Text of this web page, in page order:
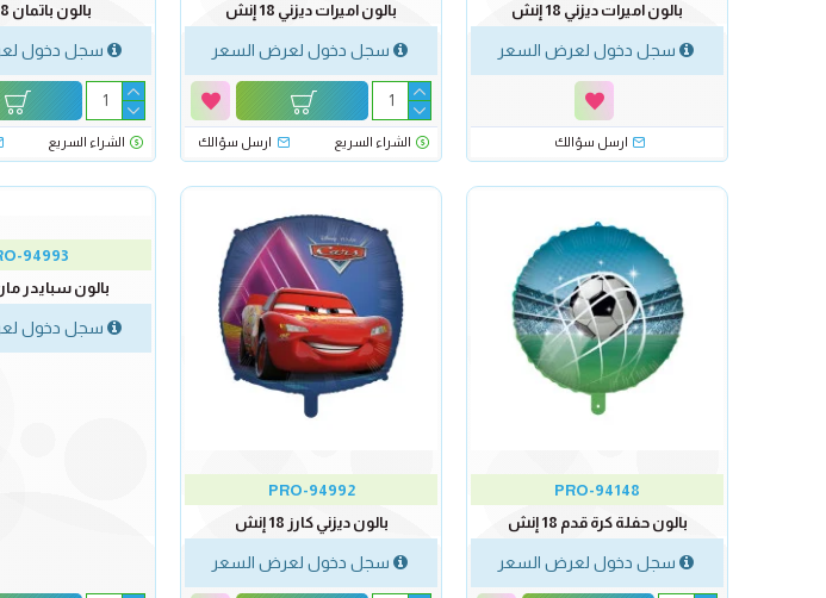
بالون اميرات ديزني 18 إنش
سجل دخول لعرض السعر
ارسل سؤالك
بالون اميرات ديزني 18 إنش
سجل دخول لعرض السعر
الشراء السريع ارسل سؤالك
بالون باتمان 18 إنش
سجل دخول
الشراء السريع
PRO-94148
بالون حفلة كرة قدم 18 إنش
سجل دخول لعرض السعر
PRO-94992
بالون ديزني كارز 18 إنش
سجل دخول لعرض السعر
94993
بالون سبايدر مان 18
سجل دخول